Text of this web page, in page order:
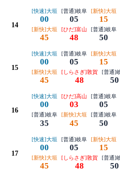
14
[快速]大垣
00
[普通]岐阜
05
[新快]大垣
15
[新快]大垣
45
[ひだ]富山
48
[普通]岐阜
50
15
[快速]大垣
00
[普通]岐阜
05
[新快]大垣
15
[新快]大垣
45
[しらさぎ]敦賀
48
[普通]
50
16
[快速]大垣
00
[ひだ]高山
03
[普通]岐阜
05
[普通]岐阜
35
[新快]大垣
45
[普通]岐阜
50
17
[快速]大垣
00
[普通]岐阜
05
[新快]大垣
15
[新快]大垣
45
[しらさぎ]敦賀
48
[普通]
50